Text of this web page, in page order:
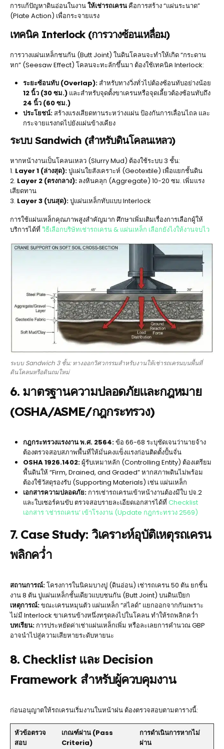
การแก้ปัญหาดินอ่อนในงานให้เช่ารถเครน คือการสร้าง “แผ่นระนาด”
(Plate Action) เพื่อกระจายแรง
เทคนิค Interlock (การวางซ้อนเหลื่อม)
การวางแผ่นเหล็กชนกัน (Butt Joint) ในดินโคลนจะทำให้เกิด “กระดาน
หก” (Seesaw Effect) โคลนจะทะลักขึ้นมา ต้องใช้เทคนิค Interlock:
ระยะซ้อนทับ (Overlap): สำหรับทางวิ่งทั่วไปต้องซ้อนทับอย่างน้อย
12 นิ้ว (30 ซม.) และสำหรับจุดตั้งขาเครนหรือจุดเลี้ยวต้องซ้อนทับถึง
24 นิ้ว (60 ซม.)
ประโยชน์: สร้างแรงเสียดทานระหว่างแผ่น ป้องกันการเลื่อนไถล และ
กระจายแรงกดไปยังแผ่นข้างเคียง
ระบบ Sandwich (สำหรับดินโคลนเหลว)
หากหน้างานเป็นโคลนเหลว (Slurry Mud) ต้องใช้ระบบ 3 ชั้น:
1. Layer 1 (ล่างสุด):ปูแผ่นใยสังเคราะห์ (Geotextile) เพื่อแยกชั้นดิน
2. Layer 2 (ตรงกลาง): ลงหินคลุก (Aggregate) 10-20 ซม. เพิ่มแรง
เสียดทาน
3. Layer 3 (บนสุด):ปูแผ่นเหล็กทับแบบ Interlock
การใช้แผ่นเหล็กคุณภาพสูงสำคัญมาก ศึกษาเพิ่มเติมเรื่องการเลือกผู้ให้
บริการได้ที่ วิธีเลือกบริษัทเช่ารถเครน & แผ่นเหล็ก เลือกยังไงให้งานจบไว
ระบบ Sandwich 3 ชั้น: ทางออกวิศวกรรมสำหรับงานให้เช่ารถเครนบนพื้นที่
ดินโคลนหรือดินถมใหม่
6. มาตรฐานความปลอดภัยและกฎหมาย
(OSHA/ASME/กฎกระทรวง)
กฎกระทรวงแรงงาน พ.ศ. 2564:ข้อ 66-68 ระบุชัดเจนว่านายจ้าง
ต้องตรวจสอบสภาพพื้นที่ให้มั่นคงแข็งแรงก่อนติดตั้งปั้นจั่น
OSHA 1926.1402:ผู้รับเหมาหลัก (Controlling Entity) ต้องเตรียม
พื้นดินให้ “Firm, Drained, and Graded” หากสภาพดินไม่พร้อม
ต้องใช้วัสดุรองรับ (Supporting Materials) เช่น แผ่นเหล็ก
เอกสารความปลอดภัย: การเช่ารถเครนเข้าหน้างานต้องมีใบ ปจ.2
และใบเซอร์คนขับ ตรวจสอบรายละเอียดเอกสารได้ที่ Checklist
เอกสาร ‘เช่ารถเครน’ เข้าโรงงาน (Update กฎกระทรวง 2569)
7. Case Study: วิเคราะห์อุบัติเหตุรถเครน
พลิกคว่ำ
สถานการณ์:โครงการในนิคมบางปู (ดินอ่อน) เช่ารถเครน 50 ตัน ยกชิ้น
งาน 8 ตัน ปูแผ่นเหล็กชั้นเดียวแบบชนกัน (Butt Joint) บนดินเปียก
เหตุการณ์:ขณะเครนหมุนตัว แผ่นเหล็ก “สไลด์” แยกออกจากกันเพราะ
ไม่มี Interlock ขาเครนข้างหนึ่งทรุดลงไปในโคลน ทำให้รถพลิกคว่ำ
บทเรียน: การประหยัดค่าเช่าแผ่นเหล็กเพิ่ม หรือละเลยการคำนวณ GBP
อาจนำไปสู่ความเสียหายระดับหายนะ
8. Checklist และ Decision
Framework สำหรับผู้ควบคุมงาน
ก่อนอนุญาตให้รถเครนเริ่มงานในหน้าฝน ต้องตรวจสอบตามตารางนี้:
หัวข้อตรวจ
สอบ
เกณฑ์ผ่าน (Pass
Criteria)
การดำเนินการหากไม่
ผ่าน